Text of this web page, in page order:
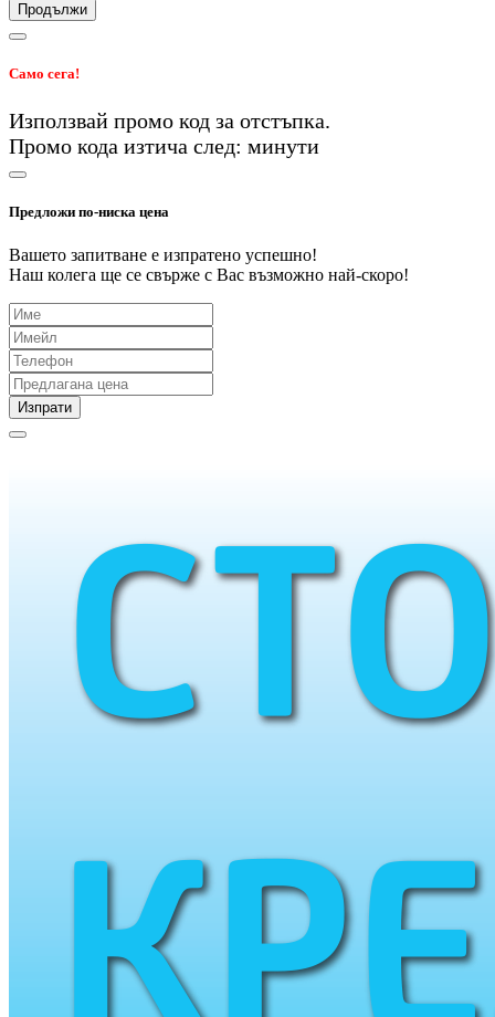
Продължи
Само сега!
Използвай промо код за отстъпка.
Промо кода изтича след: минути
Предложи по-ниска цена
Вашето запитване е изпратено успешно!
Наш колега ще се свърже с Вас възможно най-скоро!
Изпрати